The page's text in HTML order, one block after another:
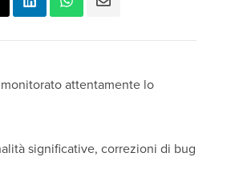
attentamente lo
significative, correzioni di bug